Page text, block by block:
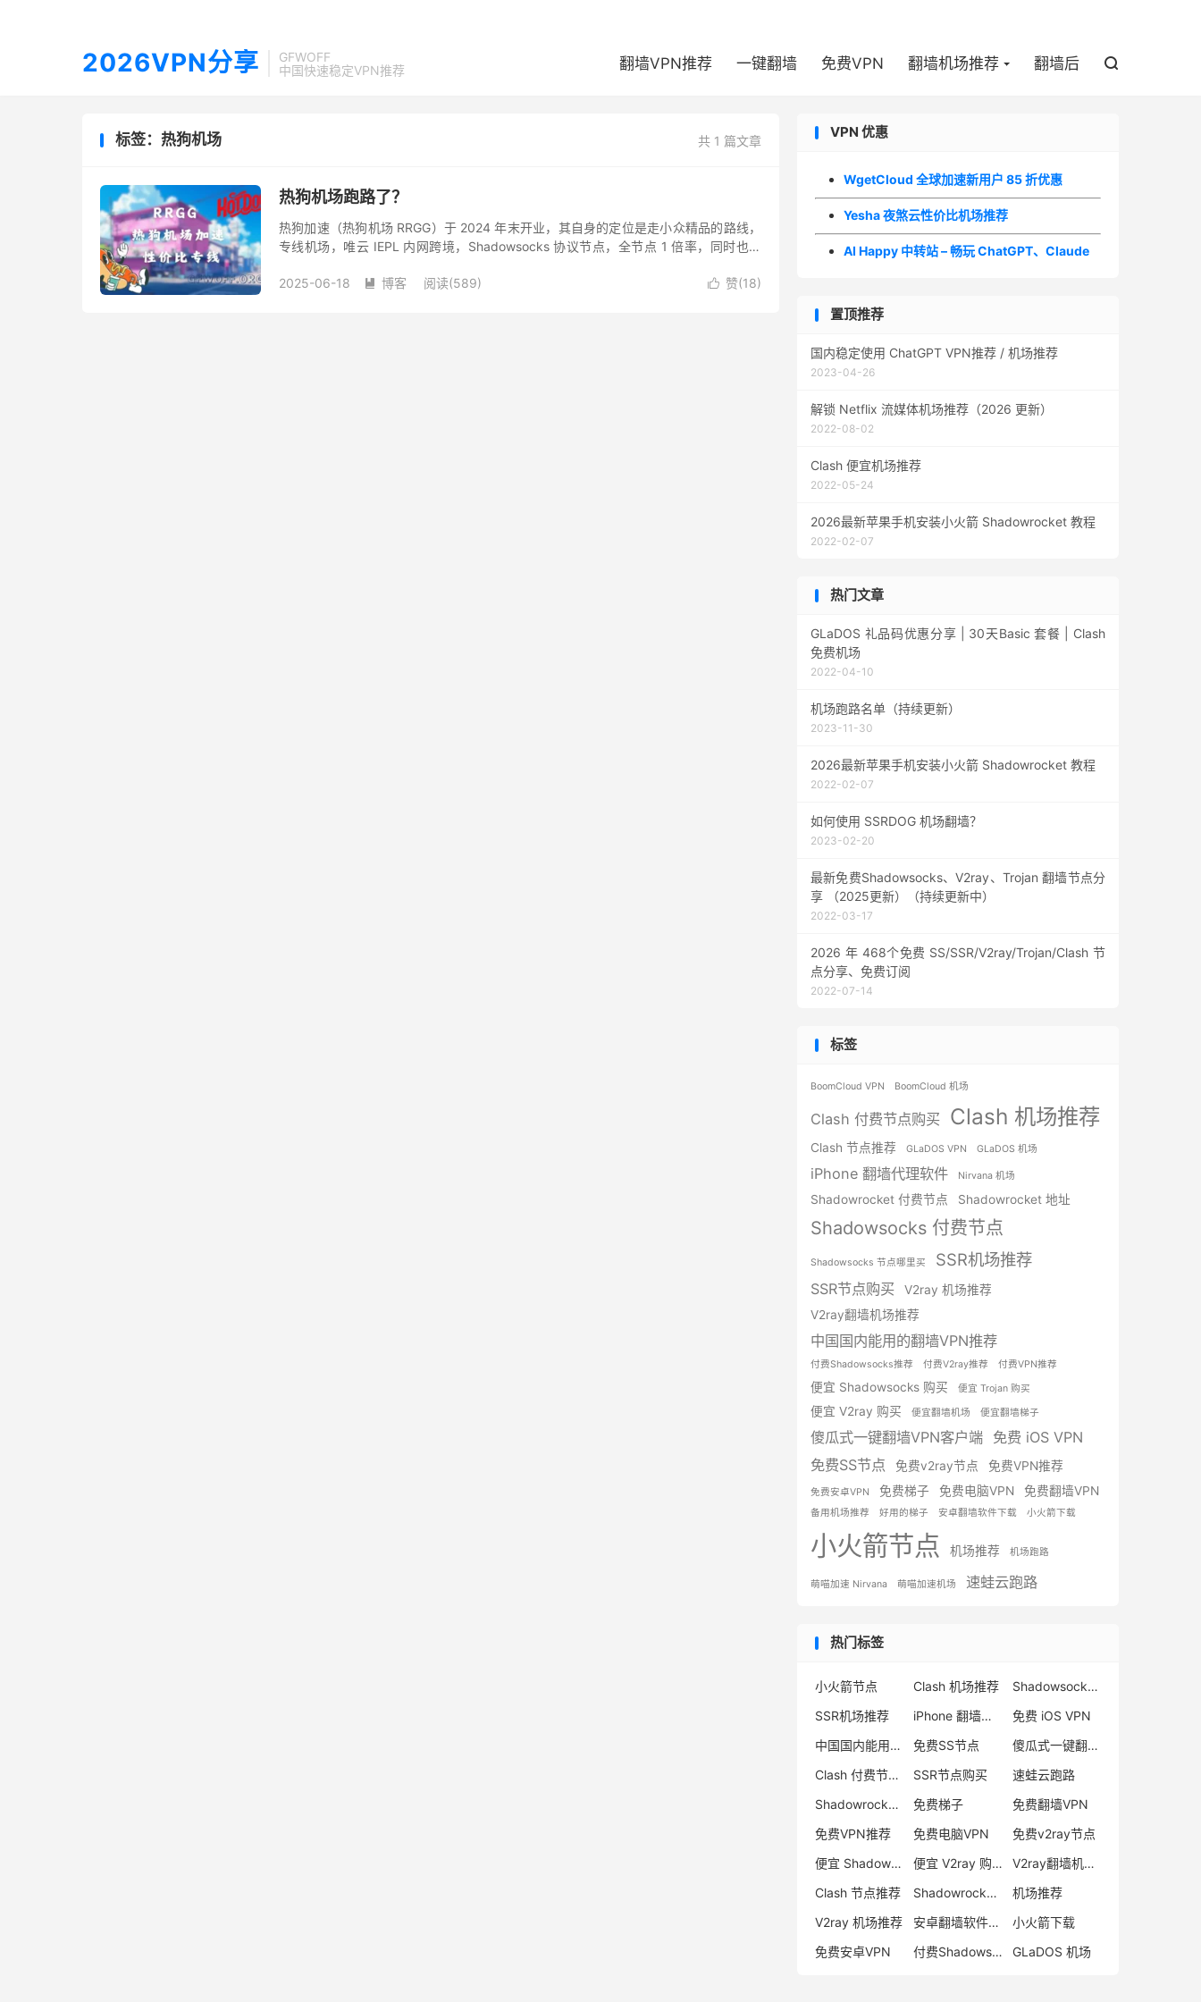
2026VPN分享
GFWOFF
中国快速稳定VPN推荐
翻墙VPN推荐 一键翻墙 免费VPN 翻墙机场推荐 翻墙后 
共 1 篇文章
标签：热狗机场
热狗机场跑路了？
热狗加速（热狗机场 RRGG）于 2024 年末开业，其自身的定位是走小众精品的路线，
专线机场，唯云 IEPL 内网跨境，Shadowsocks 协议节点，全节点 1 倍率，同时也有
 赞(18)
2025-06-18  博客 阅读(589)
VPN 优惠
WgetCloud 全球加速新用户 85 折优惠
Yesha 夜煞云性价比机场推荐
AI Happy 中转站 – 畅玩 ChatGPT、Claude
置顶推荐
国内稳定使用 ChatGPT VPN推荐 / 机场推荐
2023-04-26
解锁 Netflix 流媒体机场推荐（2026 更新）
2022-08-02
Clash 便宜机场推荐
2022-05-24
2026最新苹果手机安装小火箭 Shadowrocket 教程
2022-02-07
热门文章
GLaDOS 礼品码优惠分享 | 30天Basic 套餐 | Clash
免费机场
2022-04-10
机场跑路名单（持续更新）
2023-11-30
2026最新苹果手机安装小火箭 Shadowrocket 教程
2022-02-07
如何使用 SSRDOG 机场翻墙？
2023-02-20
最新免费Shadowsocks、V2ray、Trojan 翻墙节点分
享 （2025更新）（持续更新中）
2022-03-17
2026 年 468个免费 SS/SSR/V2ray/Trojan/Clash 节
点分享、免费订阅
2022-07-14
标签
BoomCloud VPN BoomCloud 机场
Clash 付费节点购买 Clash 机场推荐
Clash 节点推荐 GLaDOS VPN GLaDOS 机场
iPhone 翻墙代理软件 Nirvana 机场
Shadowrocket 付费节点 Shadowrocket 地址
Shadowsocks 付费节点
Shadowsocks 节点哪里买 SSR机场推荐
SSR节点购买
V2ray 机场推荐
V2ray翻墙机场推荐
中国国内能用的翻墙VPN推荐
付费Shadowsocks推荐 付费V2ray推荐 付费VPN推荐
便宜 Shadowsocks 购买 便宜 Trojan 购买
便宜 V2ray 购买 便宜翻墙机场 便宜翻墙梯子
傻瓜式一键翻墙VPN客户端 免费 iOS VPN
免费SS节点
免费v2ray节点 免费VPN推荐
免费安卓VPN 免费梯子 免费电脑VPN 免费翻墙VPN
备用机场推荐 好用的梯子 安卓翻墙软件下载 小火箭下载
小火箭节点 机场推荐 机场跑路
萌喵加速 Nirvana 萌喵加速机场 速蛙云跑路
热门标签
小火箭节点 Clash 机场推荐
Shadowsocks 付费节点
SSR机场推荐
iPhone 翻墙代理软件
免费 iOS VPN
中国国内能用的翻墙VPN推荐
免费SS节点
傻瓜式一键翻墙VPN客户端
Clash 付费节点购买
SSR节点购买
速蛙云跑路
Shadowrocket 地址
免费梯子
免费翻墙VPN
免费VPN推荐
免费电脑VPN
免费v2ray节点
便宜 Shadowsocks 购买
便宜 V2ray 购买
V2ray翻墙机场推荐
Clash 节点推荐
Shadowrocket 付费节点
机场推荐
V2ray 机场推荐
安卓翻墙软件下载
小火箭下载
免费安卓VPN
付费Shadowsocks推荐 GLaDOS 机场